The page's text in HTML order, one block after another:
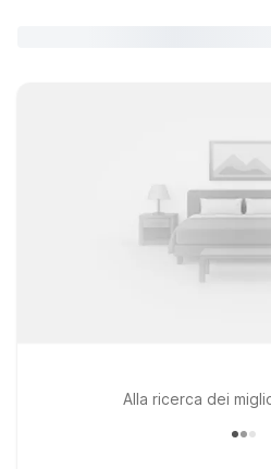
Alla ricerca dei